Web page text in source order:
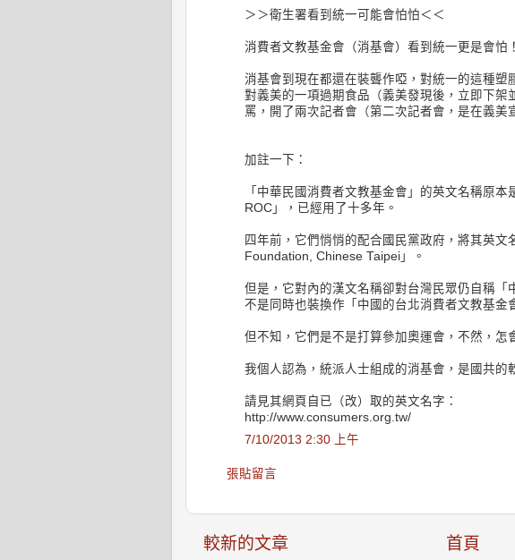
＞＞衛生署看到統一可能會怕怕＜＜
消費者文教基金會（消基會）看到統一更是會怕！
消基會到現在都還在裝聾作啞，對統一的這種塑
對義美的一項過期食品（義美發現後，立即下架
罵，開了兩次記者會（第二次記者會，是在義美
加註一下：
「中華民國消費者文教基金會」的英文名稱原
ROC」，已經用了十多年。
四年前，它們悄悄的配合國民黨政府，將其英文
Foundation, Chinese Taipei」。
但是，它對內的漢文名稱卻對台灣民眾仍自稱「
不是同時也裝換作「中國的台北消費者文教基金
但不知，它們是不是打算參加奧運會，不然，怎
我個人認為，統派人士組成的消基會，是國共的
請見其網頁自已（改）取的英文名字：
http://www.consumers.org.tw/
7/10/2013 2:30 上午
張貼留言
較新的文章 首頁